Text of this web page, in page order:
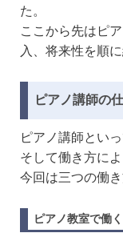
た。
ここから先はピ
入、将来性を順
ピアノ講師の
ピアノ講師とい
そして働き方に
今回は三つの働
ピアノ教室で働く